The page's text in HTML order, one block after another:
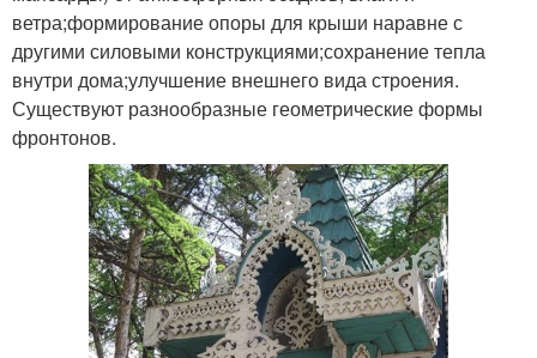
ветра;формирование опоры для крыши наравне с
другими силовыми конструкциями;сохранение тепла
внутри дома;улучшение внешнего вида строения.
Существуют разнообразные геометрические формы
фронтонов.